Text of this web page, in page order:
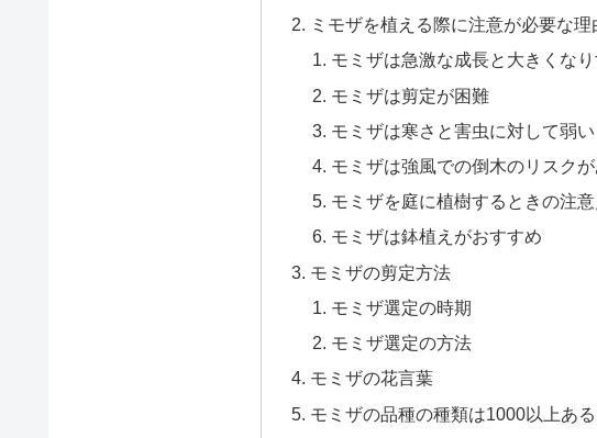
ミモザを植える際に注意が必要な理
モミザは急激な成長と大きくな
モミザは剪定が困難
モミザは寒さと害虫に対して弱い
モミザは強風での倒木のリスクが
モミザを庭に植樹するときの注
モミザは鉢植えがおすすめ
モミザの剪定方法
モミザ選定の時期
モミザ選定の方法
モミザの花言葉
モミザの品種の種類は1000以上ある